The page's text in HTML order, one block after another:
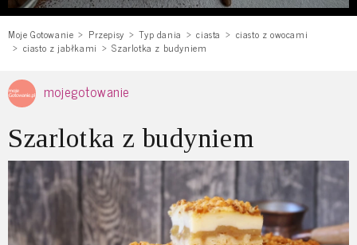
Moje Gotowanie Przepisy Typ dania ciasta
ciasto z owocami
ciasto z jabłkami
Szarlotka z budyniem
mojegotowanie
Szarlotka z budyniem